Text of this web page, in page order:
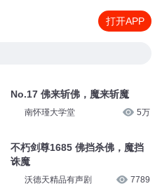
打开APP
No.17 佛来斩佛，魔来斩魔
南怀瑾大学堂 5万
不朽剑尊1685 佛挡杀佛，魔挡
诛魔
沃德天精品有声剧 7789